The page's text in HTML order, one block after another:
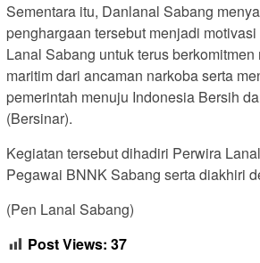
Sementara itu, Danlanal Sabang
penghargaan tersebut menjadi
Lanal Sabang untuk terus
maritim dari ancaman narkoba serta
pemerintah menuju Indonesia Bersih
(Bersinar).
Kegiatan tersebut dihadiri Perwira
Pegawai BNNK Sabang serta diakhiri
(Pen Lanal Sabang)
Post Views: 37